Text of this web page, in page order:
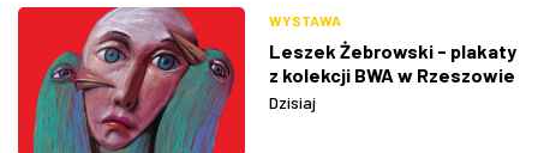
WYSTAWA
Leszek Żebrowski - plakaty
z kolekcji BWA w Rzeszowie
Dzisiaj